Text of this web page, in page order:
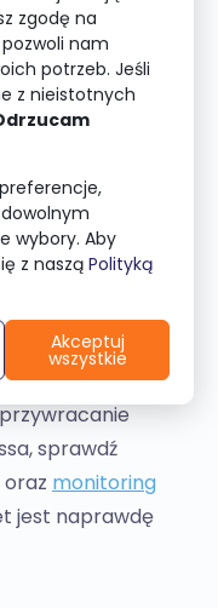
zgodę na
nam
potrzeb. Jeśli
z nieistotnych
wybory. Aby
z nasząPolityką
Akceptuj
wszystkie
instalacji.
danych
treści
danych
wszystkich
z backupu
sprawdź
oraz monitoring
jest naprawdę